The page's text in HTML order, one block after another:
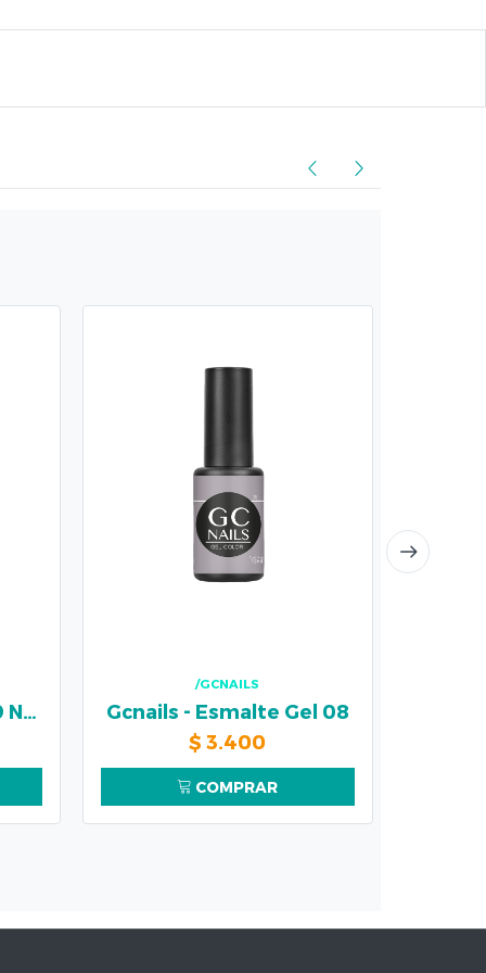
Gcnails - Belamore 29 Neon
/GCNAILS
Gcnails - Esmalte Gel 08
$3.400
COMPRAR